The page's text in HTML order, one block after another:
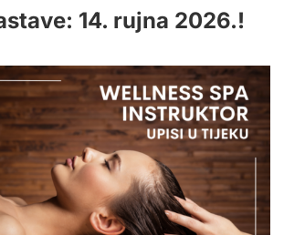
14. rujna 2026.!